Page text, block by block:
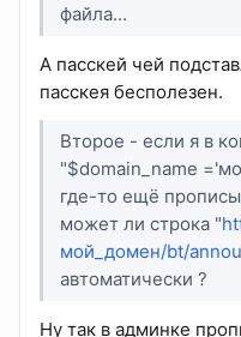
файла...
А пасскей чей
пасскея бесполезен.
Второе - если я в
"$domain_name
где-то ещё
может ли строка "
мой_домен/bt/
автоматически ?
Ну так в админке